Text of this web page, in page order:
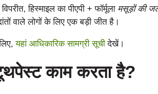
हिस्माइल का पीएपी + फॉर्मूला मसूड़ों की
वाले लोगों के लिए एक बड़ी जीत है।
यहां आधिकारिक सामग्री सूचीदेखें।
काम करता है?